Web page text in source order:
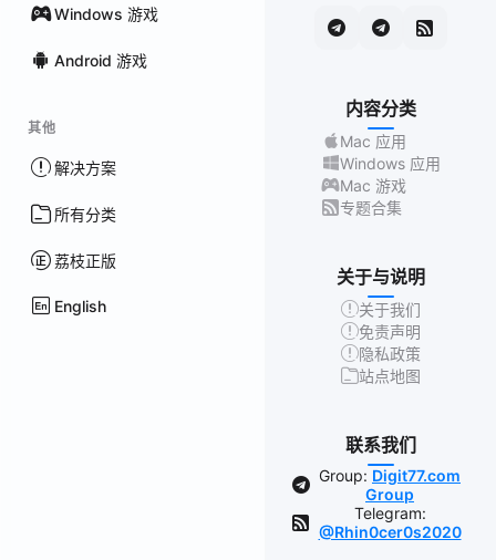
Windows 游戏
Android 游戏
其他
解决方案
所有分类
荔枝正版
English
内容分类
Mac 应用
Windows 应用
Mac 游戏
专题合集
关于与说明
关于我们
免责声明
隐私政策
站点地图
联系我们
Group: Digit77.com
Group
Telegram:
@Rhin0cer0s2020